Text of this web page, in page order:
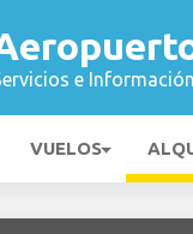
e
VUELOS